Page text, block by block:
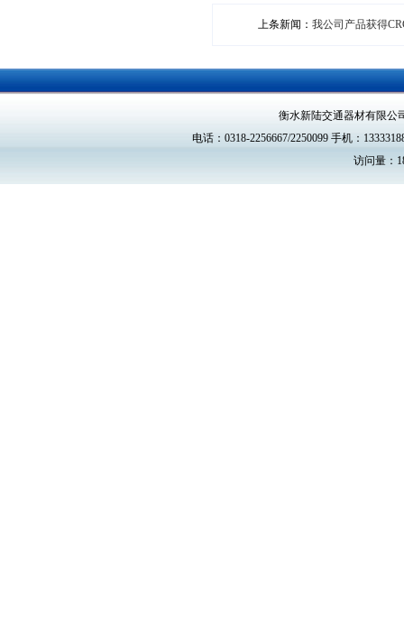
上条新闻： 我公司产品获得
衡水新陆交通器材有限公
电话：0318-2256667/2250099 手机：
访问量：